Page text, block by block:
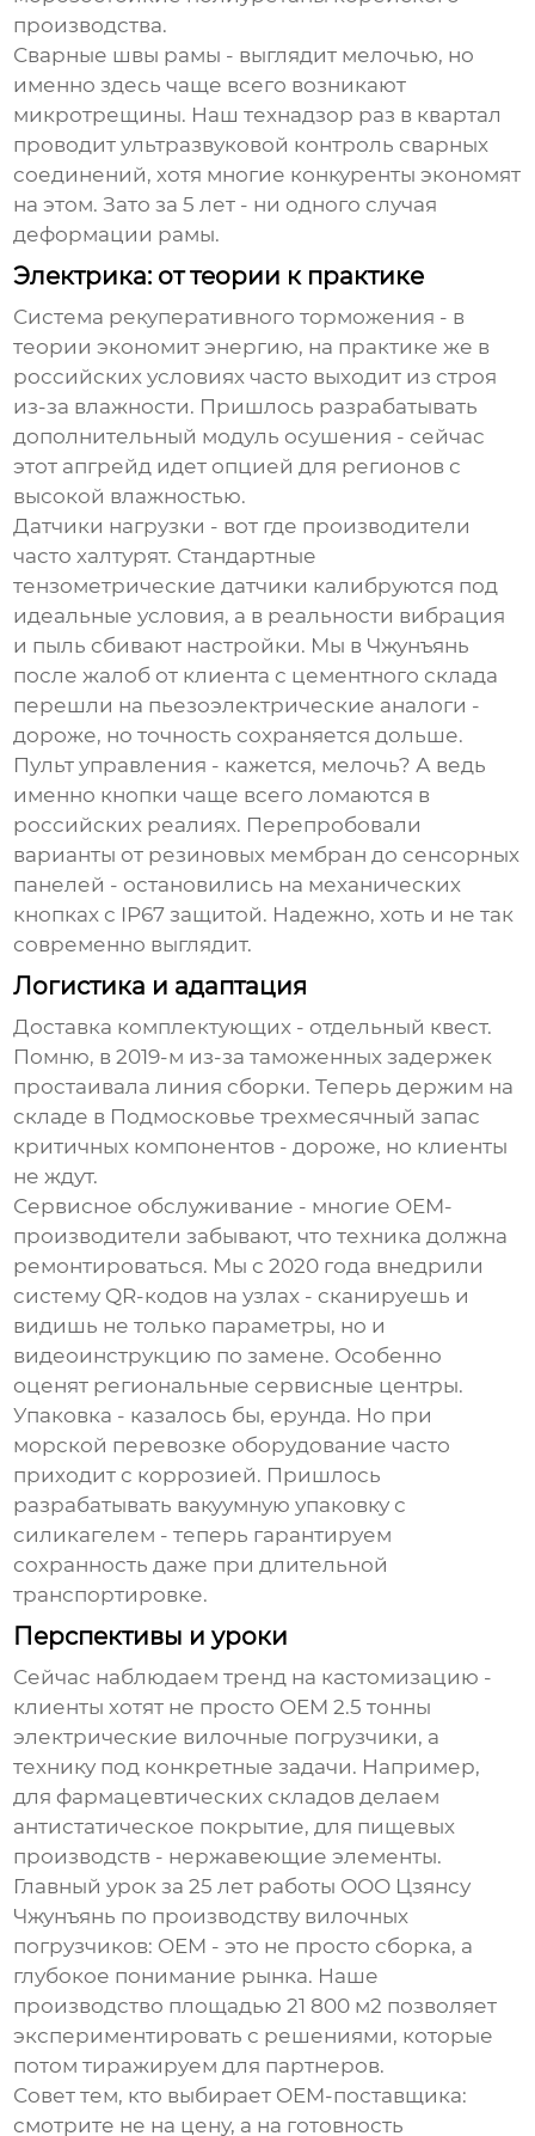
производства.
Сварные швы рамы - выглядит мелочью, но
именно здесь чаще всего возникают
микротрещины. Наш технадзор раз в квартал
проводит ультразвуковой контроль сварных
соединений, хотя многие конкуренты экономят
на этом. Зато за 5 лет - ни одного случая
деформации рамы.
Электрика: от теории к практике
Система рекуперативного торможения - в
теории экономит энергию, на практике же в
российских условиях часто выходит из строя
из-за влажности. Пришлось разрабатывать
дополнительный модуль осушения - сейчас
этот апгрейд идет опцией для регионов с
высокой влажностью.
Датчики нагрузки - вот где производители
часто халтурят. Стандартные
тензометрические датчики калибруются под
идеальные условия, а в реальности вибрация
и пыль сбивают настройки. Мы в Чжунъянь
после жалоб от клиента с цементного склада
перешли на пьезоэлектрические аналоги -
дороже, но точность сохраняется дольше.
Пульт управления - кажется, мелочь? А ведь
именно кнопки чаще всего ломаются в
российских реалиях. Перепробовали
варианты от резиновых мембран до сенсорных
панелей - остановились на механических
кнопках с IP67 защитой. Надежно, хоть и не так
современно выглядит.
Логистика и адаптация
Доставка комплектующих - отдельный квест.
Помню, в 2019-м из-за таможенных задержек
простаивала линия сборки. Теперь держим на
складе в Подмосковье трехмесячный запас
критичных компонентов - дороже, но клиенты
не ждут.
Сервисное обслуживание - многие OEM-
производители забывают, что техника должна
ремонтироваться. Мы с 2020 года внедрили
систему QR-кодов на узлах - сканируешь и
видишь не только параметры, но и
видеоинструкцию по замене. Особенно
оценят региональные сервисные центры.
Упаковка - казалось бы, ерунда. Но при
морской перевозке оборудование часто
приходит с коррозией. Пришлось
разрабатывать вакуумную упаковку с
силикагелем - теперь гарантируем
сохранность даже при длительной
транспортировке.
Перспективы и уроки
Сейчас наблюдаем тренд на кастомизацию -
клиенты хотят не просто OEM 2.5 тонны
электрические вилочные погрузчики, а
технику под конкретные задачи. Например,
для фармацевтических складов делаем
антистатическое покрытие, для пищевых
производств - нержавеющие элементы.
Главный урок за 25 лет работы ООО Цзянсу
Чжунъянь по производству вилочных
погрузчиков: OEM - это не просто сборка, а
глубокое понимание рынка. Наше
производство площадью 21 800 м2 позволяет
экспериментировать с решениями, которые
потом тиражируем для партнеров.
Совет тем, кто выбирает OEM-поставщика:
смотрите не на цену, а на готовность